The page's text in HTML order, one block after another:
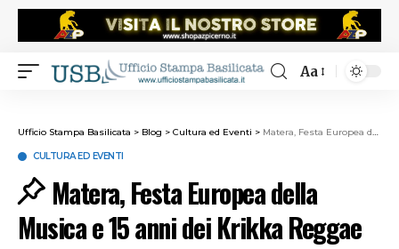
Aa
Ufficio Stampa Basilicata > Blog > Cultura ed Eventi > Matera, Festa Europea della Musica e 15 anni dei Krikka Reggae
CULTURA ED EVENTI
Matera, Festa Europea della
Musica e 15 anni dei Krikka Reggae